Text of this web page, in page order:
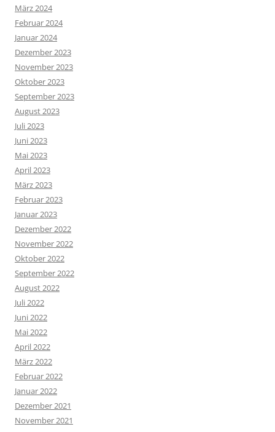
März 2024
Februar 2024
Januar 2024
Dezember 2023
November 2023
Oktober 2023
September 2023
August 2023
Juli 2023
Juni 2023
Mai 2023
April 2023
März 2023
Februar 2023
Januar 2023
Dezember 2022
November 2022
Oktober 2022
September 2022
August 2022
Juli 2022
Juni 2022
Mai 2022
April 2022
März 2022
Februar 2022
Januar 2022
Dezember 2021
November 2021